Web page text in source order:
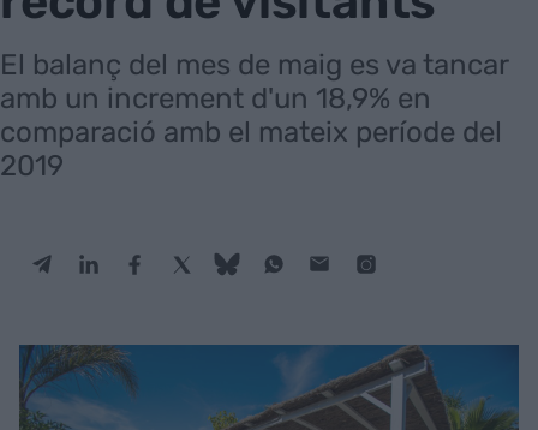
El balanç del mes de maig es va tancar
amb un increment d'un 18,9% en
comparació amb el mateix període del
2019